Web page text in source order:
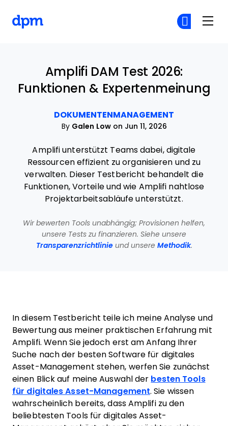
Amplifi DAM Test 2026:
Funktionen & Expertenmeinung
DOKUMENTENMANAGEMENT
By Galen Low on Jun 11, 2026
Amplifi unterstützt Teams dabei, digitale
Ressourcen effizient zu organisieren und zu
verwalten. Dieser Testbericht behandelt die
Funktionen, Vorteile und wie Amplifi nahtlose
Projektarbeitsabläufe unterstützt.
Wir bewerten Tools unabhängig; Provisionen helfen,
unsere Tests zu finanzieren. Siehe unsere
Transparenzrichtlinieund unsere Methodik.
In diesem Testbericht teile ich meine Analyse und
Bewertung aus meiner praktischen Erfahrung mit
Amplifi. Wenn Sie jedoch erst am Anfang Ihrer
Suche nach der besten Software für digitales
Asset-Management stehen, werfen Sie zunächst
einen Blick auf meine Auswahl der besten Tools
für digitales Asset-Management. Sie wissen
wahrscheinlich bereits, dass Amplifi zu den
beliebtesten Tools für digitales Asset-